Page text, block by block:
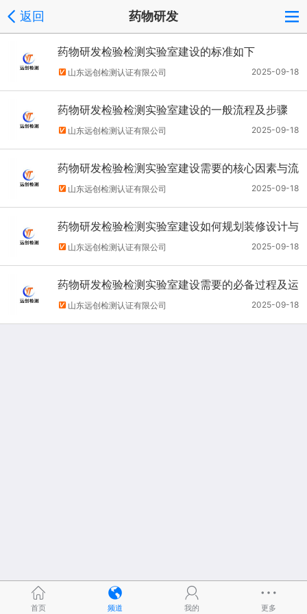
返回 药物研发
药物研发检验检测实验室建设的标准如下
2025-09-18
山东远创检测认证有限公司
药物研发检验检测实验室建设的一般流程及步骤
2025-09-18
山东远创检测认证有限公司
药物研发检验检测实验室建设需要的核心因素与流
程
2025-09-18
山东远创检测认证有限公司
药物研发检验检测实验室建设如何规划装修设计与
运作？
2025-09-18
山东远创检测认证有限公司
药物研发检验检测实验室建设需要的必备过程及运
作步骤
2025-09-18
山东远创检测认证有限公司
首页 频道 我的 更多